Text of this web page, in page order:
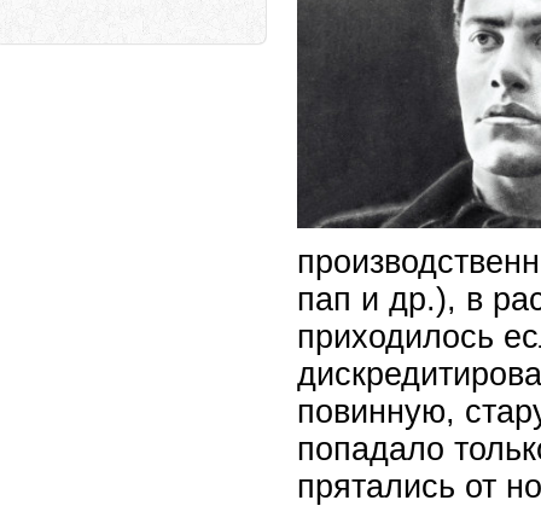
пап и др.), в
приходилось
повинную,
попадало
прятались от